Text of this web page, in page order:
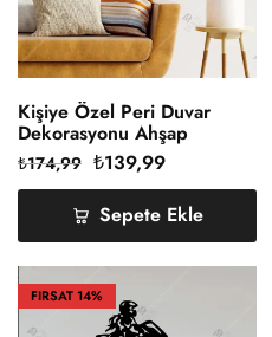
Kişiye Özel Peri Duvar
Dekorasyonu Ahşap
₺174,99 ₺139,99
Sepete Ekle
FIRSAT14%